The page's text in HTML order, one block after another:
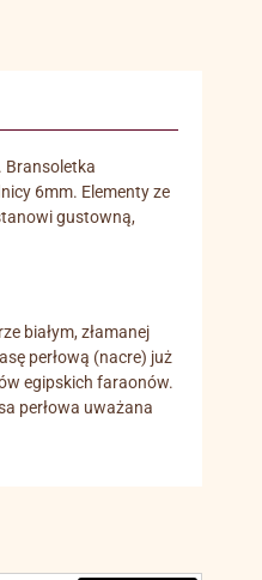
Bransoletka
6mm. Elementy ze
gustowną,
białym, złamanej
perłową (nacre) już
egipskich faraonów.
perłowa uważana